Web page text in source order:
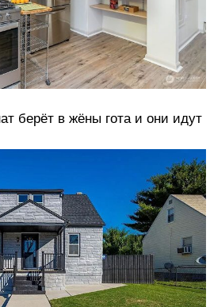
берёт в жёны гота и они идут